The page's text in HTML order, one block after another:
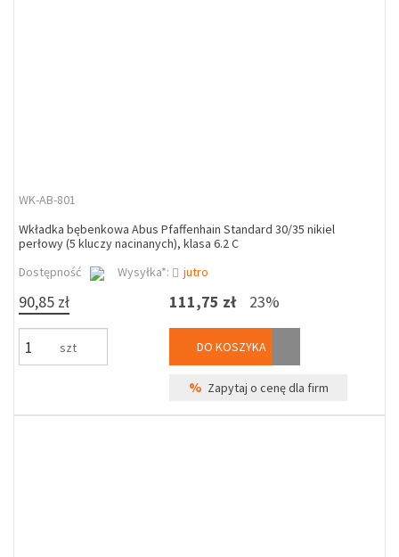
WK-AB-801
Wkładka bębenkowa Abus Pfaffenhain Standard 30/35 nikiel
perłowy (5 kluczy nacinanych), klasa 6.2 C
Dostępność
Wysyłka*: jutro
90,85 zł
szt
111,75 zł 23%
DO KOSZYKA
% Zapytaj o cenę dla firm